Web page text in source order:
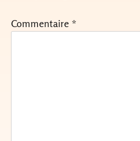
Commentaire *